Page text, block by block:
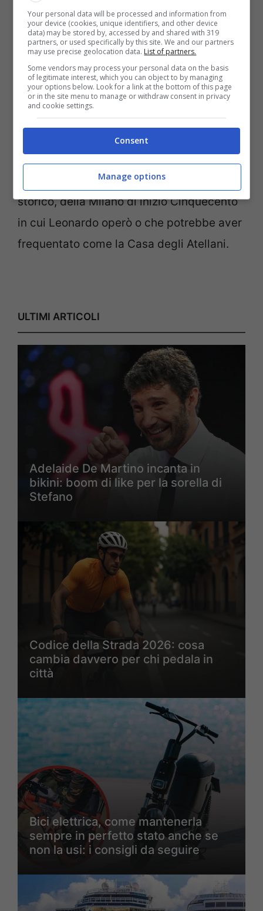
Luoghi che conservano sue opere come il
Refettorio di Santa Maria delle Grazie.
Luoghi che furono oggetto di studi, disegni
e osservazioni come i Navigli.
Luoghi, come il Museo della Scienza e
della Tecnologia, che custodiscono
macchine disegnate intorno al 1950
Luoghi rappresentativi del contesto
storico, della Milano di inizio Cinquecento
in cui Leonardo operò o che potrebbe aver
frequentato come la Casa degli Atellani.
ULTIMI ARTICOLI
Adelaide De Martino incanta in
bikini: boom di like per la sorella di
Stefano
Codice della Strada 2026: cosa
cambia davvero per chi pedala in
città
Bici elettrica, come mantenerla
sempre in perfetto stato anche se
non la usi: i consigli da seguire
Your personal data will be processed and information from
your device (cookies, unique identifiers, and other device
data) may be stored by, accessed by and shared with 319
partners, or used specifically by this site. We and our partners
may use precise geolocation data. List of partners.
Some vendors may process your personal data on the basis
of legitimate interest, which you can object to by managing
your options below. Look for a link at the bottom of this page
or in the site menu to manage or withdraw consent in privacy
and cookie settings.
Consent
Manage options